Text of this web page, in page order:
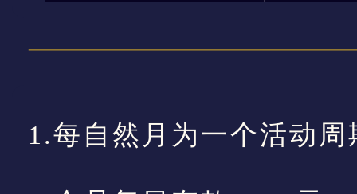
1.每自然月为一个活动